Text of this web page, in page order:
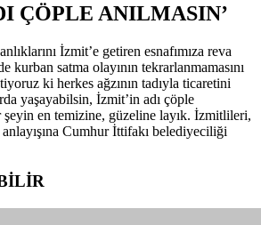
ÇÖPLE ANILMASIN’
İzmit’e getiren esnafımıza reva
kurban satma olayının tekrarlanmamasını
ki herkes ağzının tadıyla ticaretini
yaşayabilsin, İzmit’in adı çöple
şeyin en temizine, güzeline layık. İzmitlileri,
Cumhur İttifakı belediyeciliği